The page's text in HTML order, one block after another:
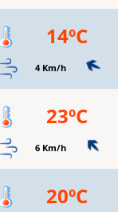
14ºC
4 Km/h
23ºC
6 Km/h
20ºC